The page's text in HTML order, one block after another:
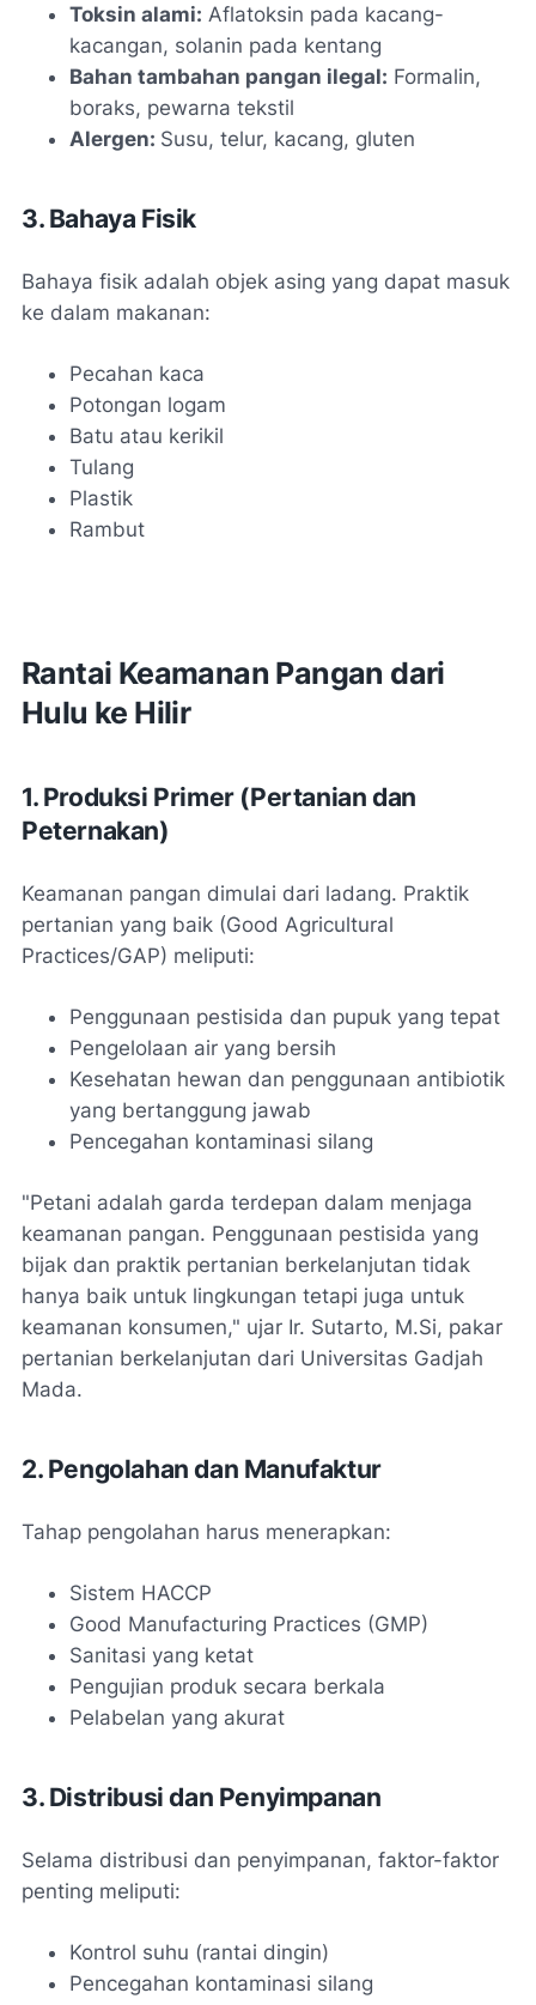
Toksin alami: Aflatoksin pada kacang-
kacangan, solanin pada kentang
Bahan tambahan pangan ilegal: Formalin,
boraks, pewarna tekstil
Alergen: Susu, telur, kacang, gluten
3. Bahaya Fisik
Bahaya fisik adalah objek asing yang dapat masuk
ke dalam makanan:
Pecahan kaca
Potongan logam
Batu atau kerikil
Tulang
Plastik
Rambut
Rantai Keamanan Pangan dari
Hulu ke Hilir
1. Produksi Primer (Pertanian dan
Peternakan)
Keamanan pangan dimulai dari ladang. Praktik
pertanian yang baik (Good Agricultural
Practices/GAP) meliputi:
Penggunaan pestisida dan pupuk yang tepat
Pengelolaan air yang bersih
Kesehatan hewan dan penggunaan antibiotik
yang bertanggung jawab
Pencegahan kontaminasi silang
"Petani adalah garda terdepan dalam menjaga
keamanan pangan. Penggunaan pestisida yang
bijak dan praktik pertanian berkelanjutan tidak
hanya baik untuk lingkungan tetapi juga untuk
keamanan konsumen," ujar Ir. Sutarto, M.Si, pakar
pertanian berkelanjutan dari Universitas Gadjah
Mada.
2. Pengolahan dan Manufaktur
Tahap pengolahan harus menerapkan:
Sistem HACCP
Good Manufacturing Practices (GMP)
Sanitasi yang ketat
Pengujian produk secara berkala
Pelabelan yang akurat
3. Distribusi dan Penyimpanan
Selama distribusi dan penyimpanan, faktor-faktor
penting meliputi:
Kontrol suhu (rantai dingin)
Pencegahan kontaminasi silang